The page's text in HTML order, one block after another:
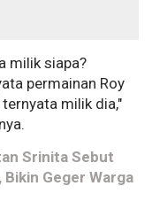
milik siapa?
permainan Roy
milik dia,"
Srinita Sebut
Geger Warga